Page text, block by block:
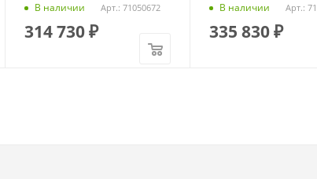
В наличии Арт.: 71050672
314 730₽
В наличии Арт.:
335 830₽